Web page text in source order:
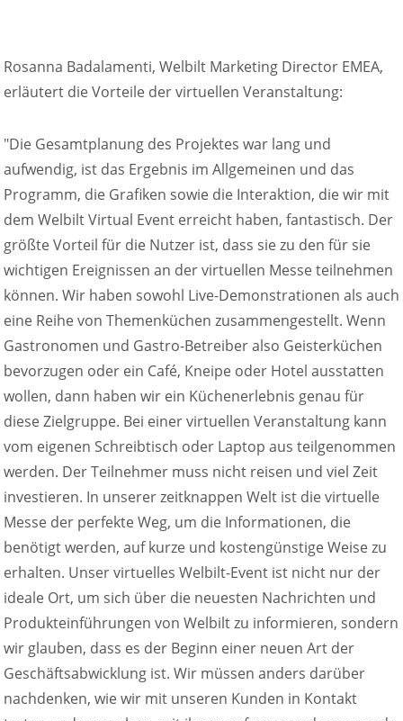
Rosanna Badalamenti, Welbilt Marketing Director EMEA,
erläutert die Vorteile der virtuellen Veranstaltung:
"Die Gesamtplanung des Projektes war lang und
aufwendig, ist das Ergebnis im Allgemeinen und das
Programm, die Grafiken sowie die Interaktion, die wir mit
dem Welbilt Virtual Event erreicht haben, fantastisch. Der
größte Vorteil für die Nutzer ist, dass sie zu den für sie
wichtigen Ereignissen an der virtuellen Messe teilnehmen
können. Wir haben sowohl Live-Demonstrationen als auch
eine Reihe von Themenküchen zusammengestellt. Wenn
Gastronomen und Gastro-Betreiber also Geisterküchen
bevorzugen oder ein Café, Kneipe oder Hotel ausstatten
wollen, dann haben wir ein Küchenerlebnis genau für
diese Zielgruppe. Bei einer virtuellen Veranstaltung kann
vom eigenen Schreibtisch oder Laptop aus teilgenommen
werden. Der Teilnehmer muss nicht reisen und viel Zeit
investieren. In unserer zeitknappen Welt ist die virtuelle
Messe der perfekte Weg, um die Informationen, die
benötigt werden, auf kurze und kostengünstige Weise zu
erhalten. Unser virtuelles Welbilt-Event ist nicht nur der
ideale Ort, um sich über die neuesten Nachrichten und
Produkteinführungen von Welbilt zu informieren, sondern
wir glauben, dass es der Beginn einer neuen Art der
Geschäftsabwicklung ist. Wir müssen anders darüber
nachdenken, wie wir mit unseren Kunden in Kontakt